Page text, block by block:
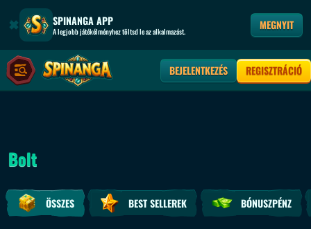
SPINANGA APP
A legjobb játékélményhez töltsd le az alkalmazást. MEGNYIT
BEJELENTKEZÉS REGISZTRÁCIÓ
Bolt
ÖSSZES BEST SELLEREK BÓNUSZPÉNZ